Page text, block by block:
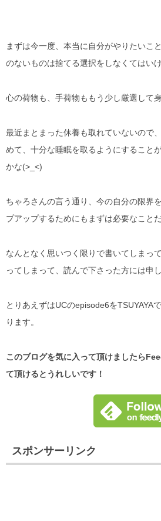
まずは今一度、本当に自分がやりたいこ
のないものは捨てる選択をしなくてはいけ
心の荷物も、手荷物ももう少し厳選して
最近まとまった休養も取れていないので
めて、十分な睡眠を取るようにすること
かな(>_<)
ちゃろさんの言う通り、今の自分の限界
プアップするためにもまずは必要なこと
なんとなく思いつく限りで書いてしまっ
ってしまって、読んで下さった方には申
とりあえずはUCのepisode6をTSUYAYA
ります。
このブログを気に入って頂けましたら
て頂けるとうれしいです！
スポンサーリンク